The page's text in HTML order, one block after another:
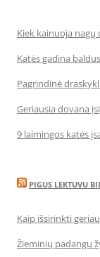
Kiek kainuoja
Katės gadina
Pagrindinė
Geriausia dovana
9 laimingos katės
PIGUS LEKTUVU
Kaip išsirinkti
Žieminių padangų